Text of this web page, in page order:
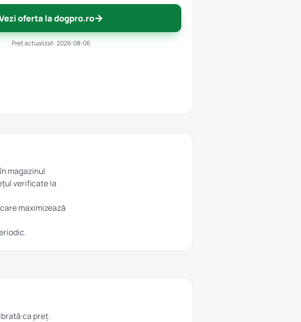
oferta la dogpro.ro→
Preț actualizat: 2026-08-06
magazinul
verificate la
maximizează
ca preț.